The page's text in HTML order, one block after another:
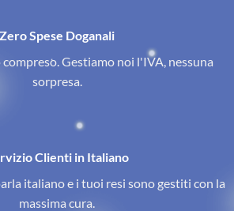
Zero Spese Doganali
Gestiamo noi l'IVA, nessuna
sorpresa.
Clienti in Italiano
italiano e i tuoi resi sono gestiti con la
massima cura.